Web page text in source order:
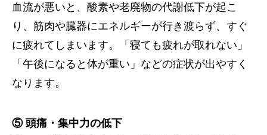
血流が悪いと、酸素や老廃物の代謝低下が起こ
り、筋肉や臓器にエネルギーが行き渡らず、すぐ
に疲れてしまいます。「寝ても疲れが取れない」
「午後になると体が重い」などの症状が出やすく
なります。
⑤ 頭痛・集中力の低下